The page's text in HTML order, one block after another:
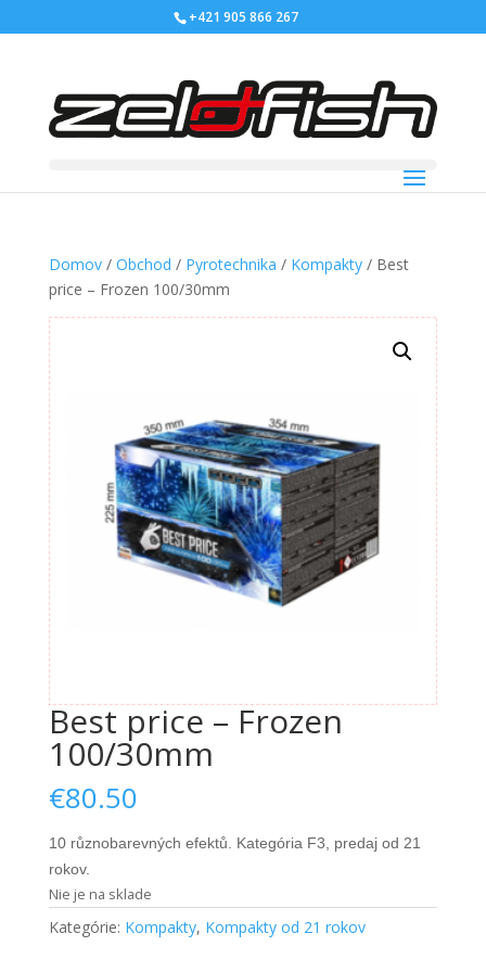
+421 905 866 267
Domov/ Obchod / Pyrotechnika / Kompakty/ Best
price – Frozen 100/30mm
Best price – Frozen
100/30mm
€80.50
10 různobarevných efektů. Kategória F3, predaj od 21
rokov.
Nie je na sklade
Kategórie: Kompakty, Kompakty od 21 rokov
Tieto súbory
cookie nie
stránky.
Štatistiky